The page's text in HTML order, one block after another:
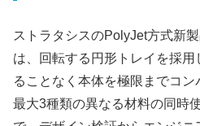
ストラタシスのPolyJet方式新
は、回転する円形トレイを採
ることなく本体を極限までコン
最大3種類の異なる材料の同時